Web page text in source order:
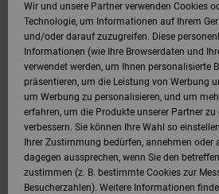
Wir und unsere Partner verwenden Cookies
Technologie, um Informationen auf Ihrem
und/oder darauf zuzugreifen. Diese
Informationen (wie Ihre Browserdaten und
verwendet werden, um Ihnen personalisierte
präsentieren, um die Leistung von Werbung
um Werbung zu personalisieren, und um
erfahren, um die Produkte unserer Partner
verbessern. Sie können Ihre Wahl so
Ihrer Zustimmung bedürfen, annehmen oder
dagegen aussprechen, wenn Sie den
zustimmen (z. B. bestimmte Cookies zur
Besucherzahlen). Weitere Informationen